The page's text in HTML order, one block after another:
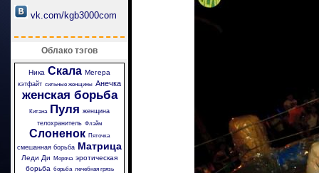
vk.com/kgb3000com
Облако тэгов
Ника Скала Мегера
кэтфайт сильные женщины Анечка
женская борьба
Китана Пуля женщина
телохранитель Флэйм
Слоненок Пяточка
смешанная борьба Матрица
Леди Ди Моряча эротическая
борьба борьба лечебная грязь